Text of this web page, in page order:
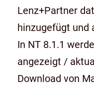
Lenz+Partner
hinzugefügt und
In NT 8.1.1
angezeigt /
Download von